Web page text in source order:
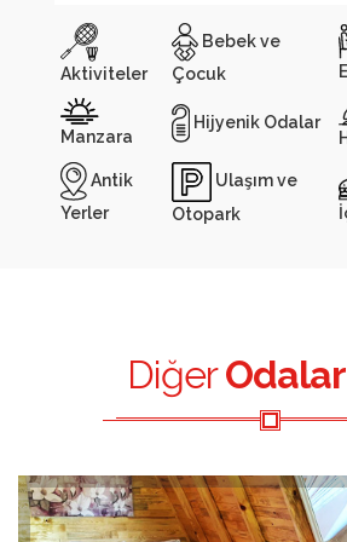
Aktiviteler
Bebek ve
Çocuk
Manzara
Hijyenik Odalar
Antik
Yerler
Ulaşım ve
Otopark
Diğer